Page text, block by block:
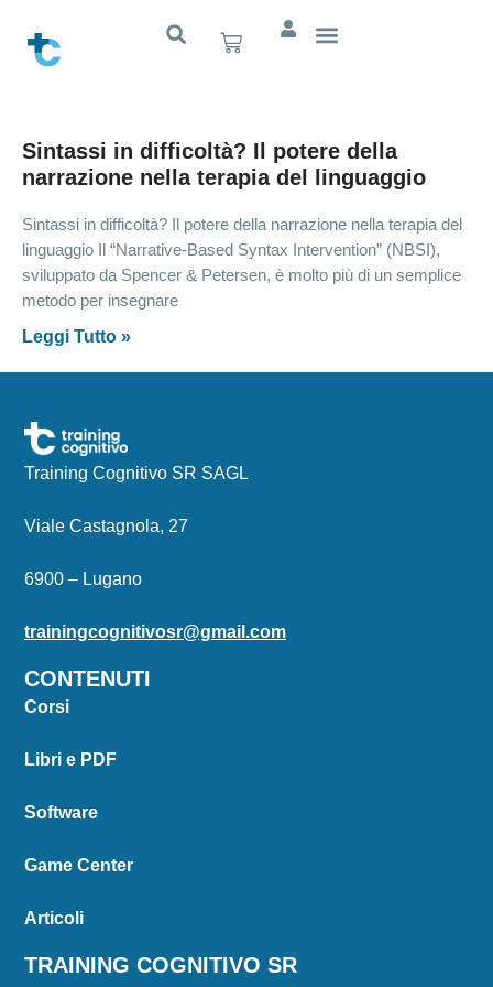
Sintassi in difficoltà? Il potere della
narrazione nella terapia del linguaggio
Sintassi in difficoltà? Il potere della narrazione nella terapia del
linguaggio Il “Narrative-Based Syntax Intervention” (NBSI),
sviluppato da Spencer & Petersen, è molto più di un semplice
metodo per insegnare
Leggi Tutto »
Training Cognitivo SR SAGL
Viale Castagnola, 27
6900 – Lugano
trainingcognitivosr@gmail.com
CONTENUTI
Corsi
Libri e PDF
Software
Game Center
Articoli
TRAINING COGNITIVO SR